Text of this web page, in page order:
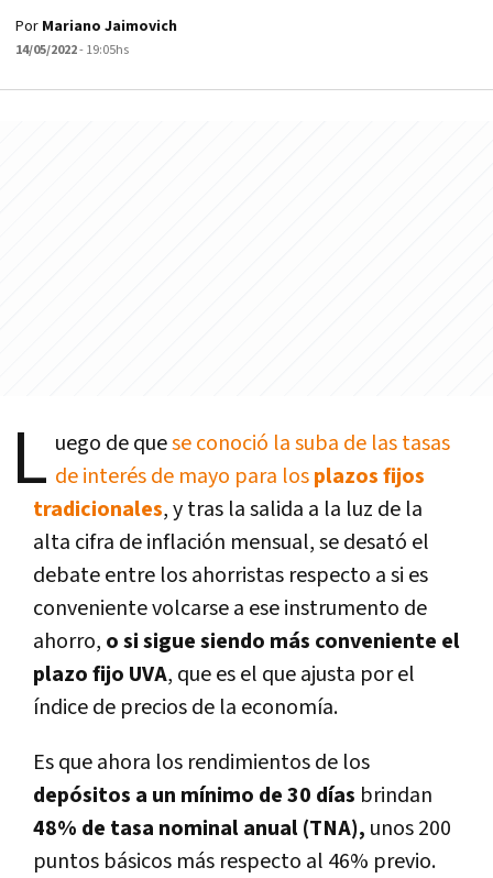
Por Mariano Jaimovich
14/05/2022- 19:05hs
L uego de quese conoció la suba de las tasas
de interés de mayo para losplazos fijos
tradicionales, y tras la salida a la luz de la
alta cifra de inflación mensual, se desató el
debate entre los ahorristas respecto a si es
conveniente volcarse a ese instrumento de
ahorro, o si sigue siendo más conveniente el
plazo fijo UVA, que es el que ajusta por el
índice de precios de la economía.
Es que ahora los rendimientos de los
depósitos a un mínimo de 30 días brindan
48% de tasa nominal anual (TNA), unos 200
puntos básicos más respecto al 46% previo.